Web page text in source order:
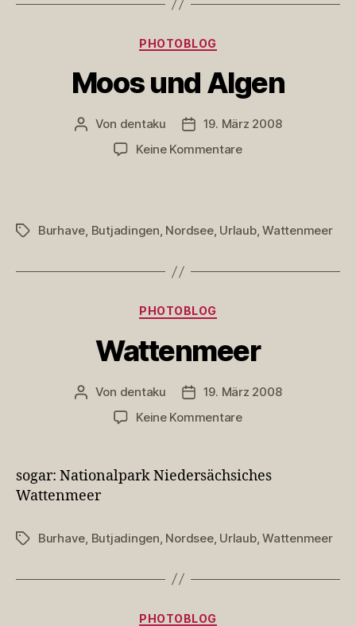
Kategorien
PHOTOBLOG
Moos und Algen
Beitragsautor
Von dentaku Veröffentlichungsdatum
19. März 2008
Keine Kommentarezu
Schlagwörter
Burhave, Butjadingen, Nordsee, Urlaub,Wattenmeer
Kategorien
PHOTOBLOG
Wattenmeer
Beitragsautor
Von dentaku Veröffentlichungsdatum
19. März 2008
Keine Kommentarezu
sogar: Nationalpark Niedersächsiches
Wattenmeer
Schlagwörter
Burhave Butjadingen Nordsee, Urlaub,Wattenmeer
Kategorien
PHOTOBLOG